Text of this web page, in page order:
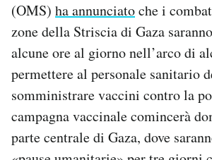
CALENDARIO
AREA PERSONALE
Area Personale
Newsletter
Notifiche mobile
(OMS) ha annunciatoche i
zone della Striscia di Gaza
alcune ore al giorno nell’arco di
permettere al personale sanitario
somministrare vaccini contro la
campagna vaccinale comincerà
parte centrale di Gaza, dove